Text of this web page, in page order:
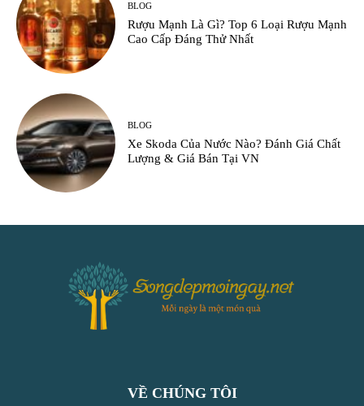
BLOG
Rượu Mạnh Là Gì? Top 6 Loại Rượu Mạnh
Cao Cấp Đáng Thử Nhất
BLOG
Xe Skoda Của Nước Nào? Đánh Giá Chất
Lượng & Giá Bán Tại VN
VỀ CHÚNG TÔI